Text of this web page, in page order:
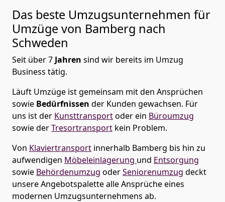
Das beste Umzugsunternehmen für
Umzüge von Bamberg nach
Schweden
Seit über7 Jahren sind wir bereits im Umzug
Business tätig.
Läuft Umzüge ist gemeinsam mit den Ansprüchen
sowie Bedürfnissen der Kunden gewachsen. Für
uns ist der Kunsttransportoder ein Büroumzug
sowie derTresortransport kein Problem.
Von Klaviertransport innerhalb Bamberg bis hin zu
aufwendigen Möbeleinlagerung und Entsorgung
sowie Behördenumzug oderSeniorenumzug deckt
unsere Angebotspalette alle Ansprüche eines
modernen Umzugsunternehmens ab.